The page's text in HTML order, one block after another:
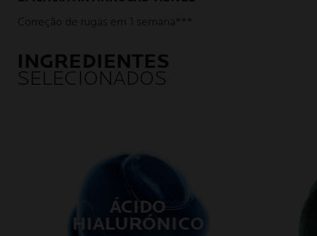
Correção de rugas em 1 semana***
INGREDIENTES
SELECIONADOS
ÁCIDO
HIALURÓNICO